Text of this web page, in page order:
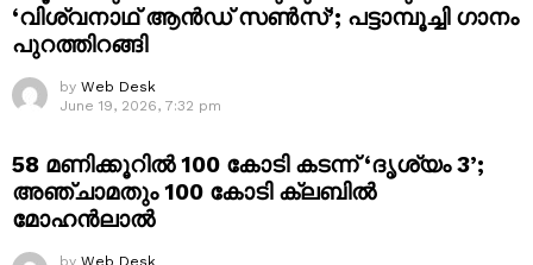
‘വിശ്വനാഥ് ആൻഡ് സൺസ്’; പട്ടാമ്പൂച്ചി ഗാനം
പുറത്തിറങ്ങി
by Web Desk
June 19, 2026, 7:32 pm
58 മണിക്കൂറിൽ 100 കോടി കടന്ന് ‘ദൃശ്യം 3’;
അഞ്ചാമതും 100 കോടി ക്ലബിൽ
മോഹൻലാൽ
by Web Desk